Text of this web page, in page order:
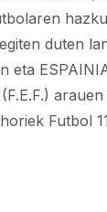
duten
eta
Futbol